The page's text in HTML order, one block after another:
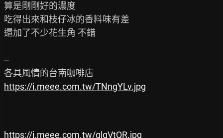
算是剛剛好的濃度
吃得出來和枝仔冰的香料味有差
還加了不少花生角 不錯
--
https://i.meee.com.tw/TNngYLv.jpg
https://i.meee.com.tw/qlgVtQR.jpg